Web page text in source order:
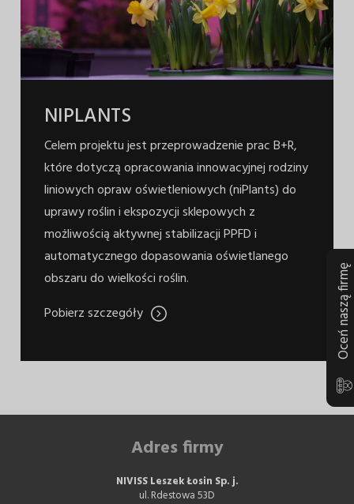
NIPLANTS
Celem projektu jest przeprowadzenie prac B+R,
które dotyczą opracowania innowacyjnej rodziny
liniowych opraw oświetleniowych (niPlants) do
uprawy roślin i ekspozycji sklepowych z
możliwością aktywnej stabilizacji PPFD i
automatycznego dopasowania oświetlanego
obszaru do wielkości roślin.
Pobierz szczegóły
Oceń naszą firmę
Adres firmy
NIVISS Leszek Łosin Sp. j.
ul. Rdestowa 53D